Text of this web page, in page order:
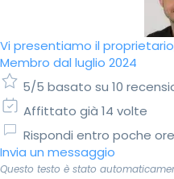
Vi presentiamo il
Membro dal luglio 2024
5/5 basato su 10
Affittato già 14 volte
Rispondi entro poche ore
Invia un messaggio
Questo testo è stato